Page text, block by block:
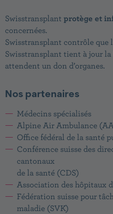
Swisstransplant protège et
concernées.
Swisstransplant contrôle que
Swisstransplant tient à jour la
attendent un don d’organes.
Nos partenaires
Médecins spécialisés
Alpine Air Ambulance
Office fédéral de la santé
Conférence suisse des
cantonaux
de la santé (CDS)
Association des hôpitaux
Fédération suisse pour
maladie (SVK)